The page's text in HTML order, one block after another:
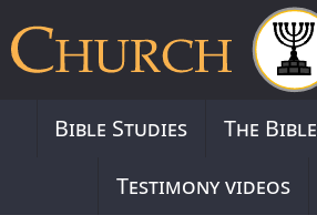
Bible Studies The Bible
Testimony videos